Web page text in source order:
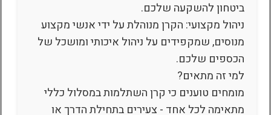
ביטחון להשקעה שלכם.
ניהול מקצועי: הקרן מנוהלת על ידי אנשי מקצוע
מנוסים, שמקפידים על ניהול איכותי ומושכל של
הכספים שלכם.
למי זה מתאים?
מומחים טוענים כי קרן השתלמות במסלול כללי
מתאימה לכל אחד - צעירים בתחילת הדרך או